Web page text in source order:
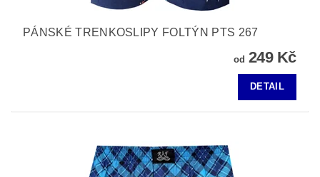
PÁNSKÉ TRENKOSLIPY FOLTÝN PTS 267
od 249 Kč
DETAIL